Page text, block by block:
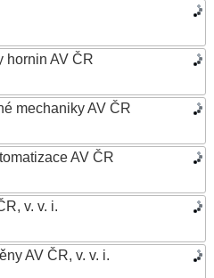
hornin AV ČR
mechaniky AV ČR
AV ČR
v. v. i.
AV ČR, v. v. i.